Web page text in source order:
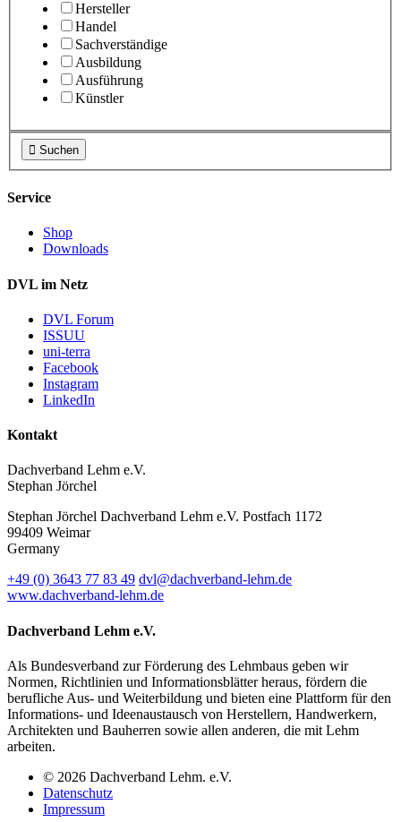
Hersteller
Handel
Sachverständige
Ausbildung
Ausführung
Künstler
 Suchen
Service
Shop
Downloads
DVL im Netz
DVL Forum
ISSUU
uni-terra
Facebook
Instagram
LinkedIn
Kontakt
Dachverband Lehm e.V.
Stephan Jörchel
Stephan Jörchel Dachverband Lehm e.V. Postfach 1172
99409 Weimar
Germany
+49 (0) 3643 77 83 49 dvl@dachverband-lehm.de
www.dachverband-lehm.de
Dachverband Lehm e.V.
Als Bundesverband zur Förderung des Lehmbaus geben wir
Normen, Richtlinien und Informationsblätter heraus, fördern die
berufliche Aus- und Weiterbildung und bieten eine Plattform für den
Informations- und Ideenaustausch von Herstellern, Handwerkern,
Architekten und Bauherren sowie allen anderen, die mit Lehm
arbeiten.
© 2026 Dachverband Lehm. e.V.
Datenschutz
Impressum